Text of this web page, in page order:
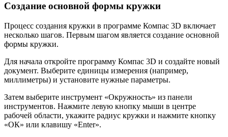
Создание основной формы кружки
Процесс создания кружки в программе Компас 3D включает
несколько шагов. Первым шагом является создание основной
формы кружки.
Для начала откройте программу Компас 3D и создайте новый
документ. Выберите единицы измерения (например,
миллиметры) и установите нужные параметры.
Затем выберите инструмент «Окружность» из панели
инструментов. Нажмите левую кнопку мыши в центре
рабочей области, укажите радиус кружки и нажмите кнопку
«ОК» или клавишу «Enter».